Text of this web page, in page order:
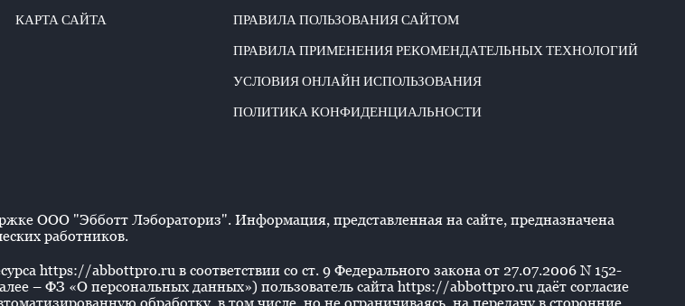
КАРТА САЙТА
ПРАВИЛА ПОЛЬЗОВАНИЯ САЙТОМ
ПРАВИЛА ПРИМЕНЕНИЯ РЕКОМЕНДАТЕЛЬНЫХ ТЕХНОЛОГИЙ
УСЛОВИЯ ОНЛАЙН ИСПОЛЬЗОВАНИЯ
ПОЛИТИКА КОНФИДЕНЦИАЛЬНОСТИ
ООО "Эбботт Лэбораториз". Информация, представленная на сайте, предназначена
работников.
https://abbottpro.ru в соответствии со ст. 9 Федерального закона от 27.07.2006 N 152-
– ФЗ «О персональных данных») пользователь сайта https://abbottpro.ru даёт согласие
обработку, в том числе, но не ограничиваясь, на передачу в сторонние